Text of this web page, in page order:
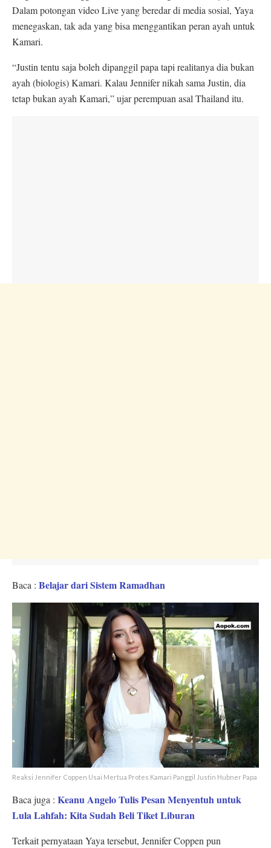
Dalam potongan video Live yang beredar di media sosial, Yaya
menegaskan, tak ada yang bisa menggantikan peran ayah untuk
Kamari.
“Justin tentu saja boleh dipanggil papa tapi realitanya dia bukan
ayah (biologis) Kamari. Kalau Jennifer nikah sama Justin, dia
tetap bukan ayah Kamari,” ujar perempuan asal Thailand itu.
Baca : Belajar dari Sistem Ramadhan
Reaksi Jennifer Coppen Usai Mertua Protes Kamari Panggil Justin Hubner Papa
Baca juga : Keanu Angelo Tulis Pesan Menyentuh untuk
Lula Lahfah: Kita Sudah Beli Tiket Liburan
Terkait pernyataan Yaya tersebut, Jennifer Coppen pun